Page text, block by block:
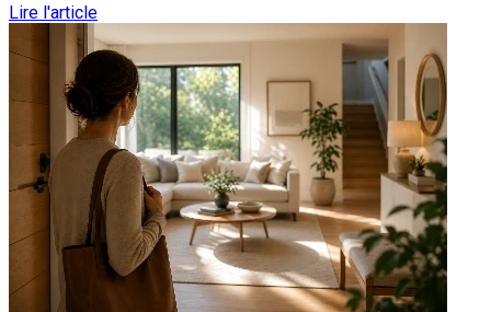
Lire l'article